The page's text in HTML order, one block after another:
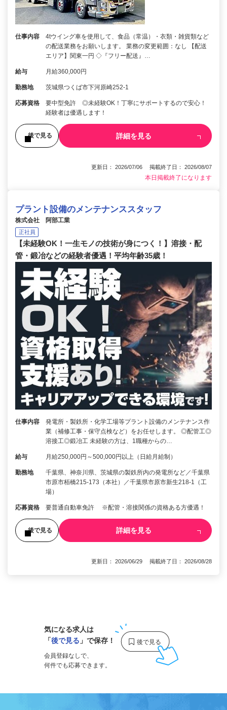
仕事内容
4tウイング車を使用して、食品（常温）・衣類・雑貨類など
の配送業務をお願いします。 業務の変更範囲：なし 【配送
エリア】関東一円 ◇『フリー配送』…
給与 月給360,000円
勤務地 茨城県つくば市下河原崎252-1
応募資格
要中型免許 ◎未経験OK！丁寧にサポートするので安心！
経験者は優遇します！
後で見る 詳細を見る
更新日： 2026/07/06 掲載終了日： 2026/08/07
本日掲載終了になります
プラント設備のメンテナンススタッフ
株式会社 阿部工業
正社員
【未経験OK！一生モノの技術が身につく！】溶接・配
管・鍛冶などの経験者優遇！平均年齢35歳！
仕事内容
発電所・製鉄所・化学工場等プラント設備のメンテナンス作
業（補修工事・保守点検など）をお任せします。 ◎配管工◎
溶接工◎鍛冶工 未経験の方は、1職種からの…
給与 月給250,000円～500,000円以上（日給月給制）
勤務地
千葉県、神奈川県、茨城県の製鉄所内の発電所など／千葉県
市原市栢橋215-173（本社）／千葉県市原市新生218-1（工
場）
応募資格 要普通自動車免許 ※配管・溶接関係の資格ある方優遇！
後で見る 詳細を見る
更新日： 2026/06/29 掲載終了日： 2026/08/28
気になる求人は
「後で見る 」で保存！
会員登録なしで、
何件でも応募できます。